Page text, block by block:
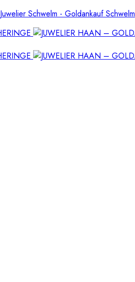
Juwelier Schwelm - Goldankauf Schwelm